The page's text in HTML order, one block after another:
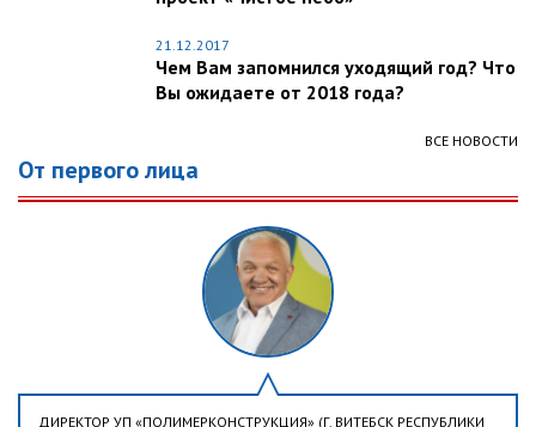
21.12.2017
Чем Вам запомнился уходящий год? Что
Вы ожидаете от 2018 года?
ВСЕ НОВОСТИ
От первого лица
ДИРЕКТОР УП «ПОЛИМЕРКОНСТРУКЦИЯ» (Г. ВИТЕБСК РЕСПУБЛИКИ